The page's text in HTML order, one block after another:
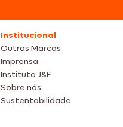
Institucional
Outras Marcas
Imprensa
Instituto J&F
Sobre nós
Sustentabilidade